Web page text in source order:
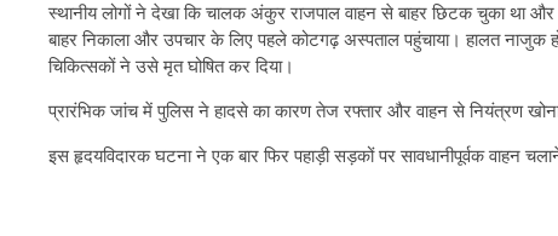
स्थानीय लोगों ने देखा कि चालक अंकुर राजपाल वाहन से बाहर छिटक चुका था
बाहर निकाला और उपचार के लिए पहले कोटगढ़ अस्पताल पहुंचाया। हालत
चिकित्सकों ने उसे मृत घोषित कर दिया।
प्रारंभिक जांच में पुलिस ने हादसे का कारण तेज रफ्तार और वाहन से नियंत्रण
इस हृदयविदारक घटना ने एक बार फिर पहाड़ी सड़कों पर सावधानीपूर्वक वाहन